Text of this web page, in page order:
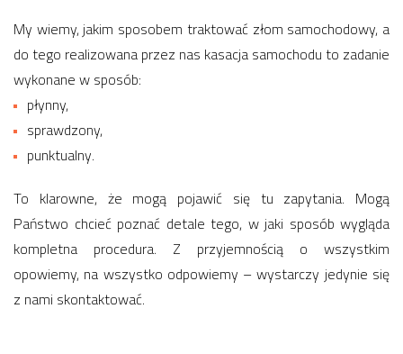
My wiemy, jakim sposobem traktować złom samochodowy, a
do tego realizowana przez nas kasacja samochodu to zadanie
wykonane w sposób:
płynny,
sprawdzony,
punktualny.
To klarowne, że mogą pojawić się tu zapytania. Mogą
Państwo chcieć poznać detale tego, w jaki sposób wygląda
kompletna procedura. Z przyjemnością o wszystkim
opowiemy, na wszystko odpowiemy – wystarczy jedynie się
z nami skontaktować.